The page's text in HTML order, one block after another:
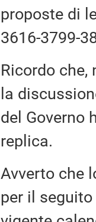
proposte di
3616-3799-
Ricordo
la
del Governo
replica.
Avverto che
per il